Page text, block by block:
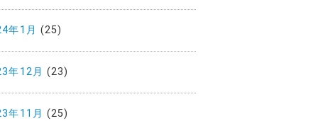
年1月 (25)
年12月 (23)
年11月 (25)